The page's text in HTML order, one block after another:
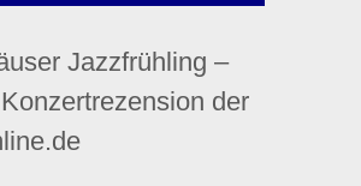
Jazzfrühling –
der